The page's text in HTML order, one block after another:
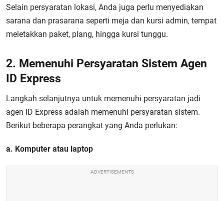
Selain persyaratan lokasi, Anda juga perlu menyediakan
sarana dan prasarana seperti meja dan kursi admin, tempat
meletakkan paket, plang, hingga kursi tunggu.
2. Memenuhi Persyaratan Sistem Agen
ID Express
Langkah selanjutnya untuk memenuhi persyaratan jadi
agen ID Express adalah memenuhi persyaratan sistem.
Berikut beberapa perangkat yang Anda perlukan:
a. Komputer atau laptop
ADVERTISEMENTS